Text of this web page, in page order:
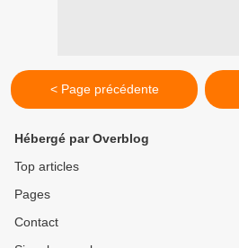
< Page précédente
Hébergé par Overblog
Top articles
Pages
Contact